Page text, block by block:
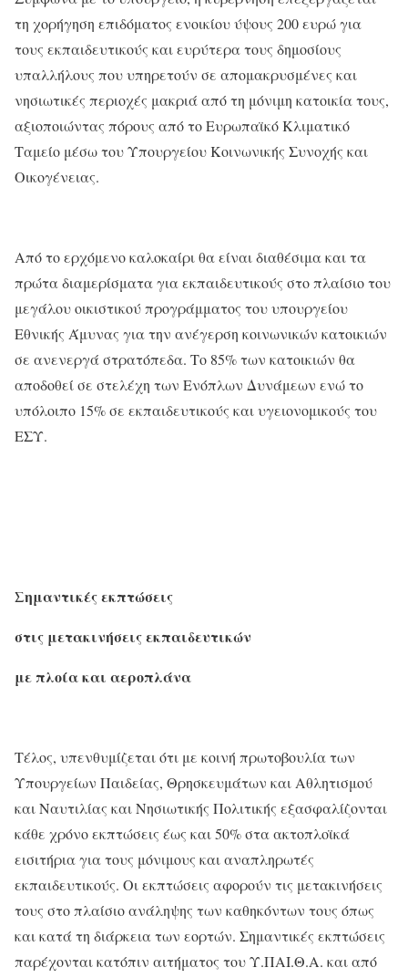
τη χορήγηση επιδόματος ενοικίου ύψους 200 ευρώ για
τους εκπαιδευτικούς και ευρύτερα τους δημοσίους
υπαλλήλους που υπηρετούν σε απομακρυσμένες και
νησιωτικές περιοχές μακριά από τη μόνιμη κατοικία τους,
αξιοποιώντας πόρους από το Ευρωπαϊκό Κλιματικό
Ταμείο μέσω του Υπουργείου Κοινωνικής Συνοχής και
Οικογένειας.
Από το ερχόμενο καλοκαίρι θα είναι διαθέσιμα και τα
πρώτα διαμερίσματα για εκπαιδευτικούς στο πλαίσιο του
μεγάλου οικιστικού προγράμματος του υπουργείου
Εθνικής Άμυνας για την ανέγερση κοινωνικών κατοικιών
σε ανενεργά στρατόπεδα. Το 85% των κατοικιών θα
αποδοθεί σε στελέχη των Ενόπλων Δυνάμεων ενώ το
υπόλοιπο 15% σε εκπαιδευτικούς και υγειονομικούς του
ΕΣΥ.
Σημαντικές εκπτώσεις
στις μετακινήσεις εκπαιδευτικών
με πλοία και αεροπλάνα
Τέλος, υπενθυμίζεται ότι με κοινή πρωτοβουλία των
Υπουργείων Παιδείας, Θρησκευμάτων και Αθλητισμού
και Ναυτιλίας και Νησιωτικής Πολιτικής εξασφαλίζονται
κάθε χρόνο εκπτώσεις έως και 50% στα ακτοπλοϊκά
εισιτήρια για τους μόνιμους και αναπληρωτές
εκπαιδευτικούς. Οι εκπτώσεις αφορούν τις μετακινήσεις
τους στο πλαίσιο ανάληψης των καθηκόντων τους όπως
και κατά τη διάρκεια των εορτών. Σημαντικές εκπτώσεις
παρέχονται κατόπιν αιτήματος του Υ.ΠΑΙ.Θ.Α. και από